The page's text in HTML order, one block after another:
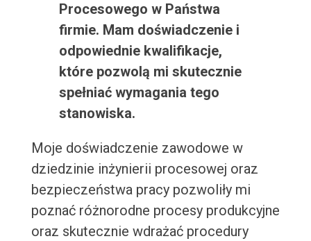
Procesowego w Państwa
firmie. Mam doświadczenie i
odpowiednie kwalifikacje,
które pozwolą mi skutecznie
spełniać wymagania tego
stanowiska.
Moje doświadczenie zawodowe w
dziedzinie inżynierii procesowej oraz
bezpieczeństwa pracy pozwoliły mi
poznać różnorodne procesy produkcyjne
oraz skutecznie wdrażać procedury